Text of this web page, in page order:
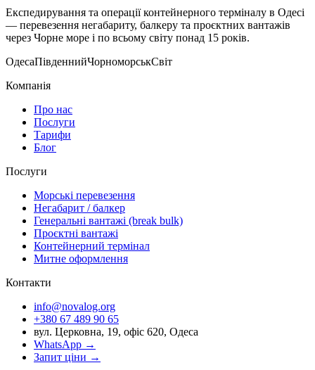
Експедирування та операції контейнерного терміналу в Одесі
— перевезення негабариту, балкеру та проєктних вантажів
через Чорне море і по всьому світу понад 15 років.
ОдесаПівденнийЧорноморськСвіт
Компанія
Про нас
Послуги
Тарифи
Блог
Послуги
Морські перевезення
Негабарит / балкер
Генеральні вантажі (break bulk)
Проєктні вантажі
Контейнерний термінал
Митне оформлення
Контакти
info@novalog.org
+380 67 489 90 65
вул. Церковна, 19, офіс 620, Одеса
WhatsApp →
Запит ціни →